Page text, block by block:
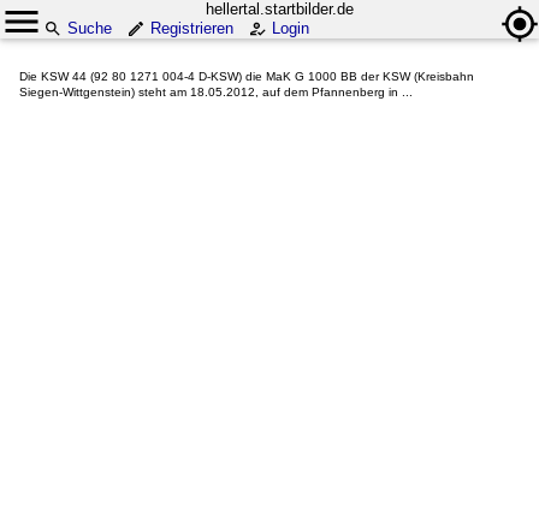
hellertal.startbilder.de
Suche
Registrieren Login
Die KSW 44 (92 80 1271 004-4 D-KSW) die MaK G 1000 BB der KSW (Kreisbahn
Siegen-Wittgenstein) steht am 18.05.2012, auf dem Pfannenberg in ...